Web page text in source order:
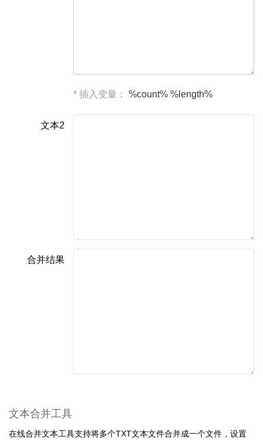
* 插入变量： %count% %length%
文本2
合并结果
文本合并工具
在线合并文本工具支持将多个TXT文本文件合并成一个文件，设置